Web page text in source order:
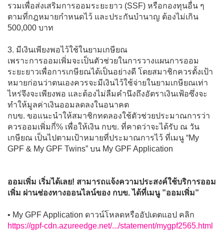
รวมเพื่อส่งเสริมการออมระยะยาว (SSF) หรือกองทุนอื่น ๆ
ตามที่กฎหมายกำหนดไว้ และประกันบำนาญ ต้องไม่เกิน
500,000 บาท
3. มีเงินเพียงพอไว้ใช้ในยามเกษียณ
เพราะการออมเพิ่มจะเป็นตัวช่วยในการวางแผนการออม
ระยะยาวเพื่อการเกษียณได้เป็นอย่างดี โดยสมาชิกควรตั้งเป้า
หมายก่อนว่าตนเองควรจะมีเงินไว้ใช้จ่ายในยามเกษียณเท่า
ไหร่จึงจะเพียงพอ และต้องไม่ลืมคำนึงถึงอัตราเงินเฟ้อซึ่งจะ
ทำให้มูลค่าเงินออมลดลงในอนาคต
กบข. ขอแนะนำให้สมาชิกทดลองใช้ตัวช่วยประมาณการว่า
ควรออมเพิ่มกี่% เพื่อให้เงิน กบข. ที่คาดว่าจะได้รับ ณ วัน
เกษียณ เป็นไปตามเป้าหมายที่ประมาณการไว้ ที่เมนู “My
GPF & My GPF Twins” บน My GPF Application
ออมเพิ่ม เริ่มได้เลย! สามารถแจ้งความประสงค์ใช้บริการออม
เพิ่ม ผ่านช่องทางออนไลน์ของ กบข. ได้ที่เมนู ”ออมเพิ่ม”
• My GPF Application ดาวน์โหลดหรืออัปเดตแอป คลิก
https://gpf-cdn.azureedge.net/.../statement/mygpf2565.html